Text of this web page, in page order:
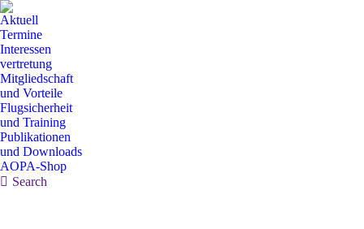
Aktuell
Termine
Interessen
vertretung
Mitgliedschaft
und Vorteile
Flugsicherheit
und Training
Publikationen
und Downloads
AOPA-Shop
Search:
Search